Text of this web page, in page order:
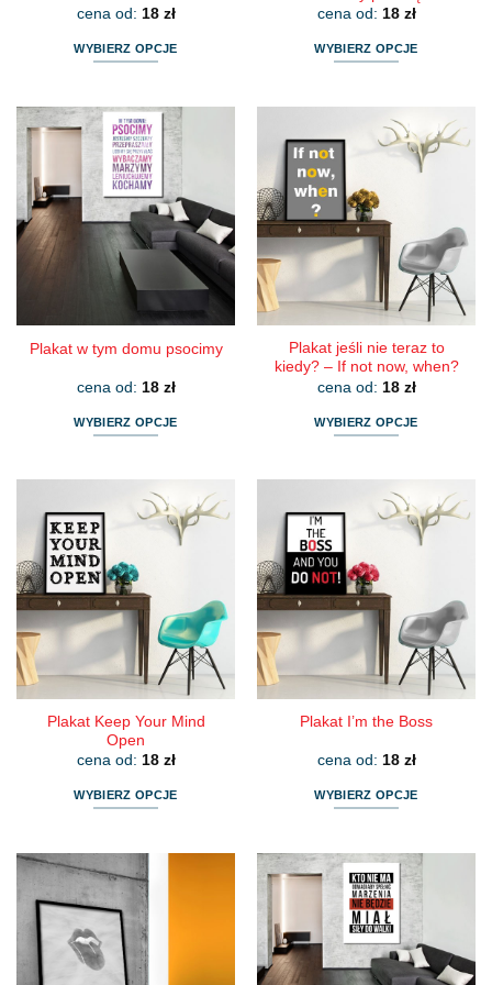
cena od: 18 zł
WYBIERZ OPCJE
ma
wiele
wariantów.
Opcje
można
wybrać
na
stronie
cena od: 18 zł
WYBIERZ OPCJE
wiele
wariantów.
Opcje
można
wybrać
na
stronie
produktu
Plakat w tym domu psocimy
cena od: 18 zł
WYBIERZ OPCJE
wiele
wariantów.
Opcje
można
wybrać
na
stronie
produktu
Plakat jeśli nie teraz to
kiedy? – If not now, when?
cena od: 18 zł
WYBIERZ OPCJE
wiele
wariantów.
Opcje
można
wybrać
na
stronie
produktu
Plakat Keep Your Mind
Open
cena od: 18 zł
WYBIERZ OPCJE
ma
wiele
wariantów.
Opcje
można
Plakat I’m the Boss
cena od: 18 zł
WYBIERZ OPCJE
ma
wiele
wariantów.
Opcje
można